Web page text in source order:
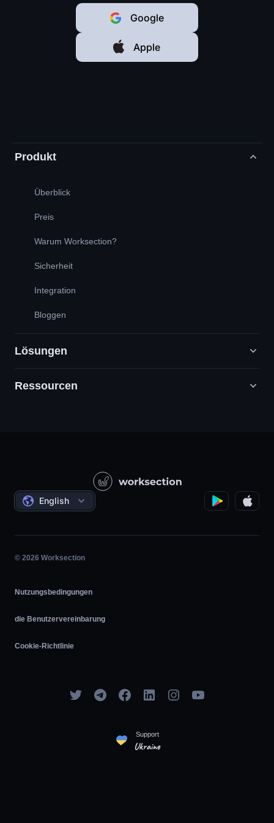
Google
Apple
Produkt
Überblick
Preis
Warum Worksection?
Sicherheit
Integration
Bloggen
Lösungen
Digitale Marketingagenturen
Staatliche / Soziale Projekte
Projektmanagement
Stundengenaue Arbeit
Agile
Ressourcen
Bedingungen
English
© 2026 Worksection
Nutzungsbedingungen
die Benutzervereinbarung
Cookie-Richtlinie
Support
Ukraine